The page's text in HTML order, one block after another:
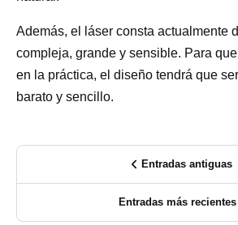
Además, el láser consta actualmente
compleja, grande y sensible. Para
en la práctica, el diseño tendrá que
barato y sencillo.
Entradas antiguas
Entradas más recientes